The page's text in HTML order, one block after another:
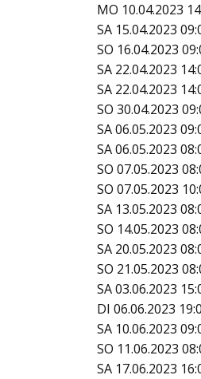
MO 10.04.2023
SA 15.04.2023
SO 16.04.2023
SA 22.04.2023
SA 22.04.2023
SO 30.04.2023
SA 06.05.2023
SA 06.05.2023
SO 07.05.2023
SO 07.05.2023
SA 13.05.2023
SO 14.05.2023
SA 20.05.2023
SO 21.05.2023
SA 03.06.2023
DI 06.06.2023
SA 10.06.2023
SO 11.06.2023
SA 17.06.2023